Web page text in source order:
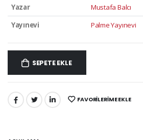
Yazar
Mustafa Balcı
Yayınevi
Palme Yayınevi
SEPETE EKLE
PAYLAŞ: FAVORILERIME EKLE